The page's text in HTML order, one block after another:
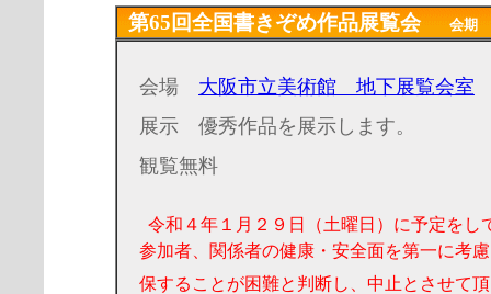
第65回全国書きぞめ作品展覧会会期
会場 大阪市立美術館 地下展覧会室
展示 優秀作品を展示します。
観覧無料
令和４年１月２９日（土曜日）に予定を
参加者、関係者の健康・安全面を第一に考
保することが困難と判断し、中止とさせて